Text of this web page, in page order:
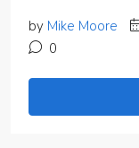
by Mike Moore
0